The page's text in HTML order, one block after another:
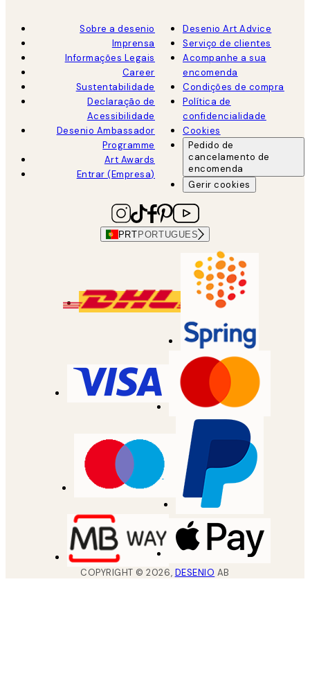
Sobre a desenio
Imprensa
Informações Legais
Career
Sustentabilidade
Declaração de
Acessibilidade
Desenio Ambassador
Programme
Art Awards
Entrar (Empresa)
Desenio Art Advice
Serviço de clientes
Acompanhe a sua
encomenda
Condições de compra
Política de
confidencialidade
Cookies
Pedido de
cancelamento de
encomenda
Gerir cookies
PRT PORTUGUES
COPYRIGHT ©2026, DESENIO AB